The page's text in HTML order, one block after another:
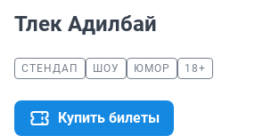
Тлек Адилбай
СТЕНДАП ШОУ ЮМОР 18+
Купить билеты